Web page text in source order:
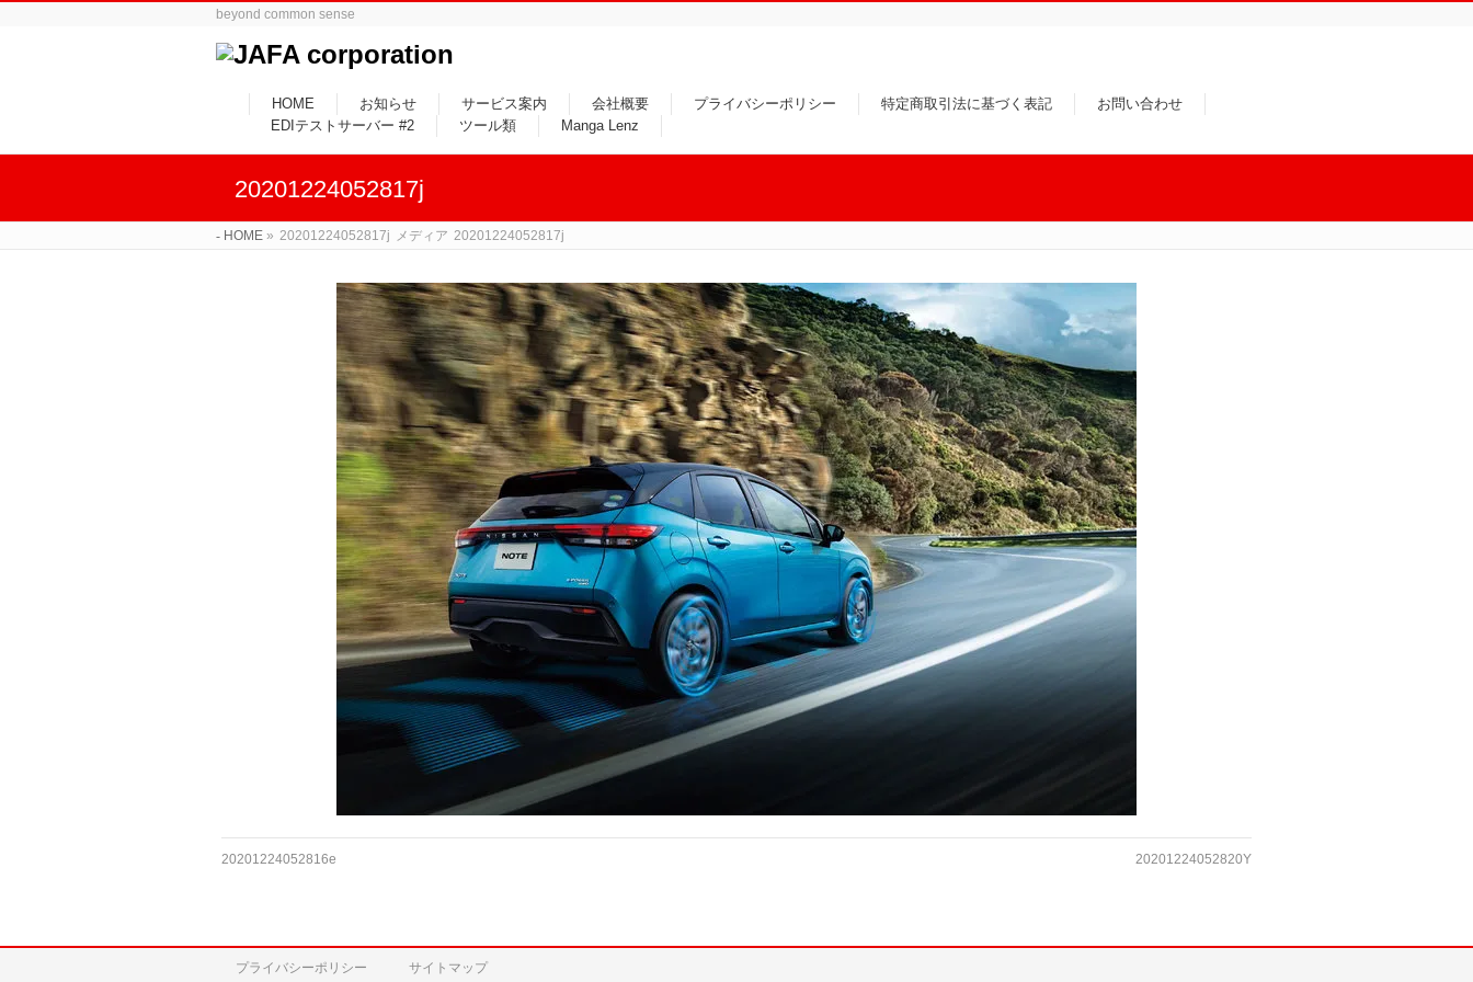
beyond common sense
HOME お知らせ サービス案内 会社概要 プライバシーポリシー 特定商取引法に基づく表記
お問い合わせ
EDIテストサーバー #2
ツール類 Manga Lenz
20201224052817j
HOME » 20201224052817j メディア 20201224052817j
20201224052816e 20201224052820Y
プライバシーポリシー サイトマップ